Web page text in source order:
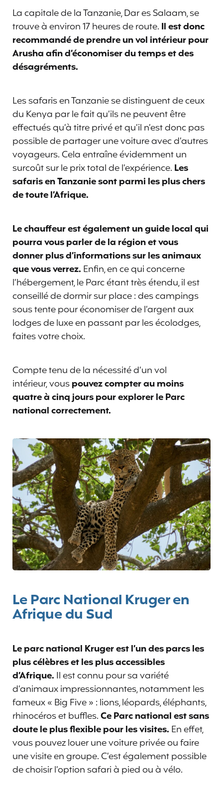
La capitale de la Tanzanie, Dar es Salaam, se
trouve à environ 17 heures de route. Il est donc
recommandé de prendre un vol intérieur pour
Arusha afin d’économiser du temps et des
désagréments.
Les safaris en Tanzanie se distinguent de ceux
du Kenya par le fait qu’ils ne peuvent être
effectués qu’à titre privé et qu’il n’est donc pas
possible de partager une voiture avec d’autres
voyageurs. Cela entraîne évidemment un
surcoût sur le prix total de l’expérience. Les
safaris en Tanzanie sont parmi les plus chers
de toute l’Afrique.
Le chauffeur est également un guide local qui
pourra vous parler de la région et vous
donner plus d’informations sur les animaux
que vous verrez. Enfin, en ce qui concerne
l’hébergement, le Parc étant très étendu, il est
conseillé de dormir sur place : des campings
sous tente pour économiser de l’argent aux
lodges de luxe en passant par les écolodges,
faites votre choix.
Compte tenu de la nécessité d’un vol
intérieur, vouspouvez compter au moins
quatre à cinq jours pour explorer le Parc
national correctement.
Le Parc National Kruger en
Afrique du Sud
Le parc national Kruger est l’un des parcs les
plus célèbres et les plus accessibles
d’Afrique. Il est connu pour sa variété
d’animaux impressionnantes, notamment les
fameux « Big Five » : lions, léopards, éléphants,
rhinocéros et buffles.Ce Parc national est sans
doute le plus flexible pour les visites. En effet,
vous pouvez louer une voiture privée ou faire
une visite en groupe. C’est également possible
de choisir l’option safari à pied ou à vélo.